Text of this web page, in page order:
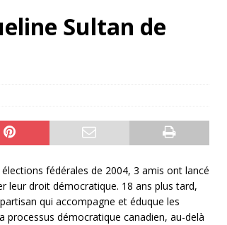
Brand of Brand’s Media Group
Poutine with Cheese Curds from Dairy
Sultan de
fédérales de 2004, 3 amis ont lancé
leur droit démocratique. 18 ans plus tard,
qui accompagne et éduque les
processus démocratique canadien, au-delà